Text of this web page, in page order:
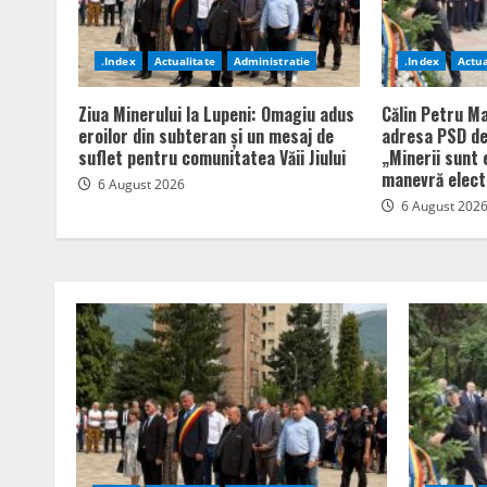
.Index Actualitate Administratie
Ziua Minerului la Lupeni: Omagiu adus
eroilor din subteran și un mesaj de
suflet pentru comunitatea Văii Jiului
6 August 2026
.Index
Călin Petru
adresa PSD
„Minerii sunt
manevră
6 August